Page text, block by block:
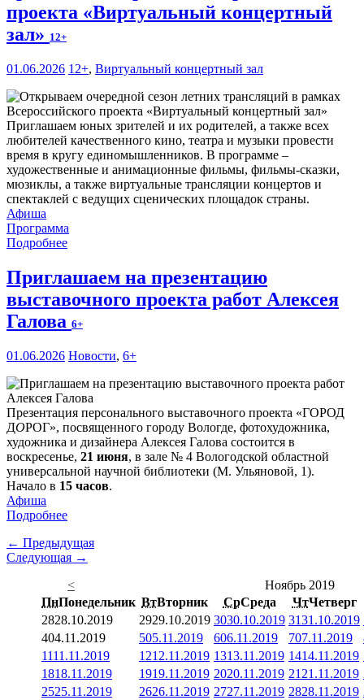
проекта «Виртуальный концертный
зал» 12+
01.06.2026 12+, Виртуальный концертный зал
Приглашаем юных зрителей и их родителей, а также всех
любителей качественного кино, театра и музыки провести
время в кругу единомышленников. В программе –
художественные и анимационные фильмы, фильмы-сказки,
мюзиклы, а также виртуальные трансляции концертов и
спектаклей с ведущих сценических площадок страны.
Афиша
Программа
Подробнее
Приглашаем на презентацию
выставочного проекта работ Алексея
Галова 6+
01.06.2026 Новости, 6+
Презентация персонального выставочного проекта «ГОРОД
ДОРОГ», посвященного городу Вологде, фотохудожника,
художника и дизайнера Алексея Галова состоится в
воскресенье, 21 июня, в зале № 4 Вологодской областной
универсальной научной библиотеки (М. Ульяновой, 1).
Начало в 15 часов.
Афиша
Подробнее
← Предыдущая
Следующая →
<
Ноябрь 2019
ПнПонедельник ВтВторник СрСреда ЧтЧетверг
2828.10.2019 2929.10.2019 3030.10.2019 3131.10.2019
404.11.2019 505.11.2019 606.11.2019 707.11.2019
1111.11.2019 1212.11.2019 1313.11.2019 1414.11.2019
1818.11.2019 1919.11.2019 2020.11.2019 21 21.11.2019
2525.11.2019 2626.11.2019 2727.11.2019 2828.11.2019